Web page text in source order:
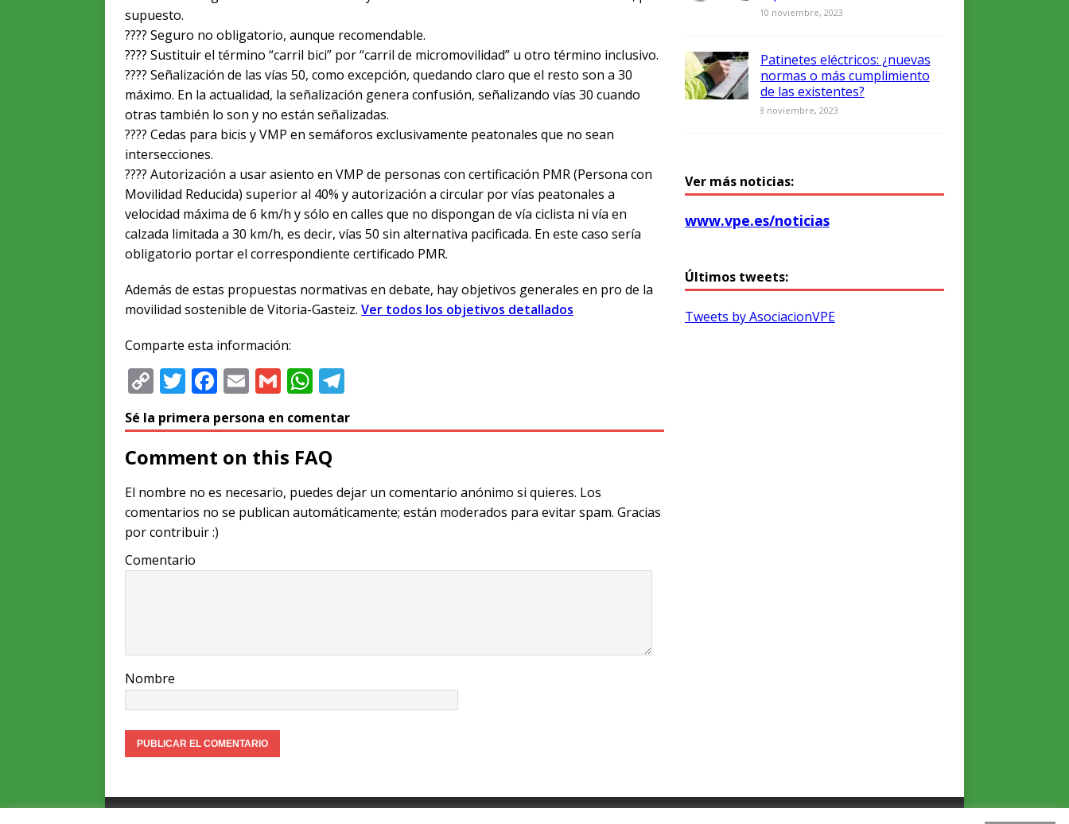
supuesto.
???? Seguro no obligatorio, aunque recomendable.
???? Sustituir el término “carril bici” por “carril de micromovilidad” u otro término inclusivo.
???? Señalización de las vías 50, como excepción, quedando claro que el resto son a 30
máximo. En la actualidad, la señalización genera confusión, señalizando vías 30 cuando
otras también lo son y no están señalizadas.
???? Cedas para bicis y VMP en semáforos exclusivamente peatonales que no sean
intersecciones.
???? Autorización a usar asiento en VMP de personas con certificación PMR (Persona con
Movilidad Reducida) superior al 40% y autorización a circular por vías peatonales a
velocidad máxima de 6 km/h y sólo en calles que no dispongan de vía ciclista ni vía en
calzada limitada a 30 km/h, es decir, vías 50 sin alternativa pacificada. En este caso sería
obligatorio portar el correspondiente certificado PMR.
Además de estas propuestas normativas en debate, hay objetivos generales en pro de la
movilidad sostenible de Vitoria-Gasteiz. Ver todos los objetivos detallados
Comparte esta información:
C
o
p
y
Li
n
k
T
w
it
te
r
F
a
c
e
b
o
o
E
m
ai
l
G
m
ai
l
W
h
at
s
A
p
el
e
ra
m
Sé la primera persona en comentar
Comment on this FAQ
El nombre no es necesario, puedes dejar un comentario anónimo si quieres. Los
comentarios no se publican automáticamente; están moderados para evitar spam. Gracias
por contribuir :)
Comentario
Nombre
10 noviembre, 2023
Patinetes eléctricos: ¿nuevas
normas o más cumplimiento
de las existentes?
8 noviembre, 2023
Ver más noticias:
www.vpe.es/noticias
Últimos tweets:
Tweets by AsociacionVPE